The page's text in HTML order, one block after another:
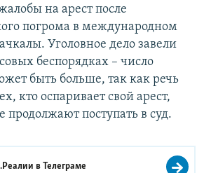
на арест после
погрома в международном
Уголовное дело завели
беспорядках – число
быть больше, так как речь
кто оспаривает свой арест,
продолжают поступать в суд.
вТелеграме